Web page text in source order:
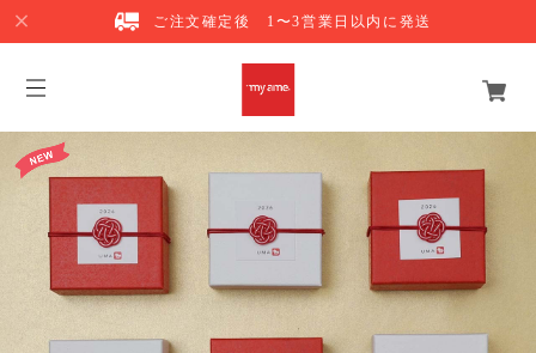
ご注文確定後 1〜3営業日以内に発送